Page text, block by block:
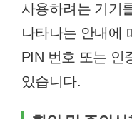
사용하려는 기기
나타나는 안내에
PIN 번호 또는 인
있습니다.